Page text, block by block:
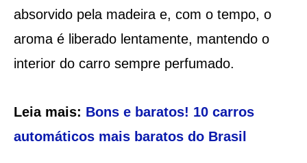
absorvido pela madeira e, com o tempo, o
aroma é liberado lentamente, mantendo o
interior do carro sempre perfumado.
Leia mais: Bons e baratos! 10 carros
automáticos mais baratos do Brasil